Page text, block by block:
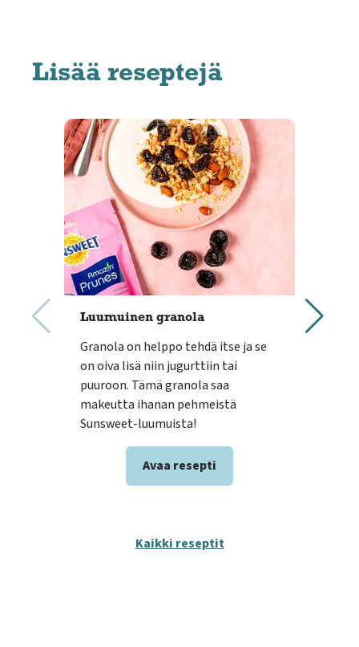
Lisää reseptejä
Luumuinen granola
Granola on helppo tehdä itse ja se
on oiva lisä niin jugurttiin tai
puuroon. Tämä granola saa
makeutta ihanan pehmeistä
Sunsweet-luumuista!
Avaa resepti
Kaikki reseptit